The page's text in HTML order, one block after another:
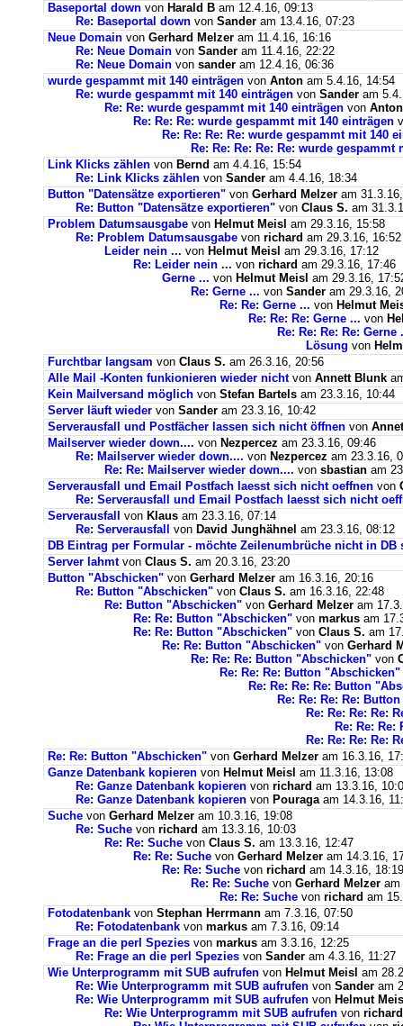
Baseportal down von Harald B am 12.4.16, 09:13
Re: Baseportal down von Sander am 13.4.16, 07:23
Neue Domain von Gerhard Melzer am 11.4.16, 16:16
Re: Neue Domain von Sander am 11.4.16, 22:22
Re: Neue Domain von sander am 12.4.16, 06:36
wurde gespammt mit 140 einträgen von Anton am 5.4.16, 14:54
Re: wurde gespammt mit 140 einträgen von Sander am
Re: Re: wurde gespammt mit 140 einträgen von Anton
Re: Re: Re: wurde gespammt mit 140 einträgen
Re: Re: Re: Re: wurde gespammt mit 140
Re: Re: Re: Re: Re: wurde gespammt
Link Klicks zählen von Bernd am 4.4.16, 15:54
Re: Link Klicks zählen von Sander am 4.4.16, 18:34
Button "Datensätze exportieren" von Gerhard Melzer am
Re: Button "Datensätze exportieren" von Claus S. am
Problem Datumsausgabe von Helmut Meisl am 29.3.16, 15:58
Re: Problem Datumsausgabe von richard am 29.3.16, 16:52
Leider nein ... von Helmut Meisl am 29.3.16, 17:12
Re: Leider nein ... von richard am 29.3.16, 17:46
Gerne ... von Helmut Meisl am 29.3.16,
Re: Gerne ... von Sander am 29.3.16,
Re: Re: Gerne ... von Helmut
Re: Re: Re: Gerne ... von
Re: Re: Re: Re: Gerne
Lösung von
Furchtbar langsam von Claus S. am 26.3.16, 20:56
Alle Mail -Konten funkionieren wieder nichtvon Annett Blunk
Kein Mailversand möglich von Stefan Bartels am 23.3.16, 10:44
Server läuft wieder von Sander am 23.3.16, 10:42
Serverausfall und Postfächer lassen sich nicht öffnen von
Mailserver wieder down.... von Nezpercez am 23.3.16, 09:46
Re: Mailserver wieder down.... von Nezpercez am 23.3.16,
Re: Re: Mailserver wieder down.... von sbastian am
Serverausfall und Email Postfach laesst sich nicht oeffnen von
Re: Serverausfall und Email Postfach laesst sich nicht
Serverausfall
von Klaus am 23.3.16, 07:14
Re: Serverausfall
von David Junghähnel am 23.3.16, 08:12
DB Eintrag per Formular - möchte Zeilenumbrüche nicht in DB
Server lahmtvon Claus S. am 20.3.16, 23:20
Button "Abschicken" von Gerhard Melzer am 16.3.16, 20:16
Re: Button "Abschicken" von Claus S. am 16.3.16, 22:48
Re: Button "Abschicken" von Gerhard Melzer am
Re: Re: Button "Abschicken" von markus am
Re: Re: Button "Abschicken" von Claus S. am
Re: Re: Button "Abschicken" von Gerhard
Re: Re: Re: Button "Abschicken" von
Re: Re: Re: Button "Abschicken"
Re: Re: Re: Re: Button
Re: Re: Re: Re:
Re: Re: Re: Re:
Re: Re:
Re: Re: Re: Re:
Re: Re: Button "Abschicken" von Gerhard Melzer am 16.3.16,
Ganze Datenbank kopieren von Helmut Meisl am 11.3.16, 13:08
Re: Ganze Datenbank kopieren von richard am 13.3.16,
Re: Ganze Datenbank kopieren von Pouragaam 14.3.16,
Suche von Gerhard Melzer am 10.3.16, 19:08
Re: Suche von richard am 13.3.16, 10:03
Re: Re: Suche von Claus S. am 13.3.16, 12:47
Re: Re: Suche von Gerhard Melzer am 14.3.16,
Re: Re: Suche von richard am 14.3.16, 18:19
Re: Re: Suche von Gerhard Melzer am
Re: Re: Suche von richard am
Fotodatenbank von Stephan Herrmann am 7.3.16, 07:50
Re: Fotodatenbank von markus am 7.3.16, 09:14
Frage an die perl Spezies von markus am 3.3.16, 12:25
Re: Frage an die perl Spezies von Sander am 4.3.16, 11:27
Wie Unterprogramm mit SUB aufrufen von Helmut Meisl am
Re: Wie Unterprogramm mit SUB aufrufen von Sander am
Re: Wie Unterprogramm mit SUB aufrufen von Helmut
Re: Wie Unterprogramm mit SUB aufrufen von richard